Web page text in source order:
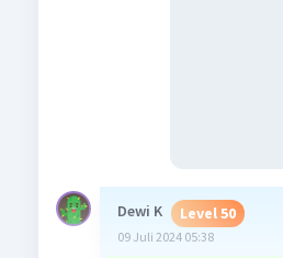
Dewi K Level 50
09 Juli 2024 05:38